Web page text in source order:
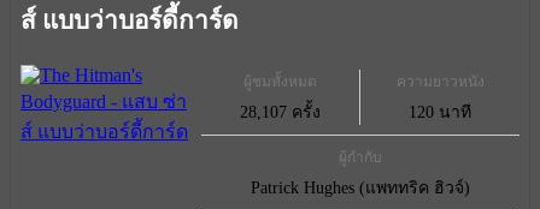
ผู้ชมทั้งหมด
28,107 ครั้ง
ความยาวหนัง
120 นาที
ผู้กำกับ
Patrick Hughes (แพททริค ฮิวจ์)
ส์ แบบว่าบอร์ดี้การ์ด